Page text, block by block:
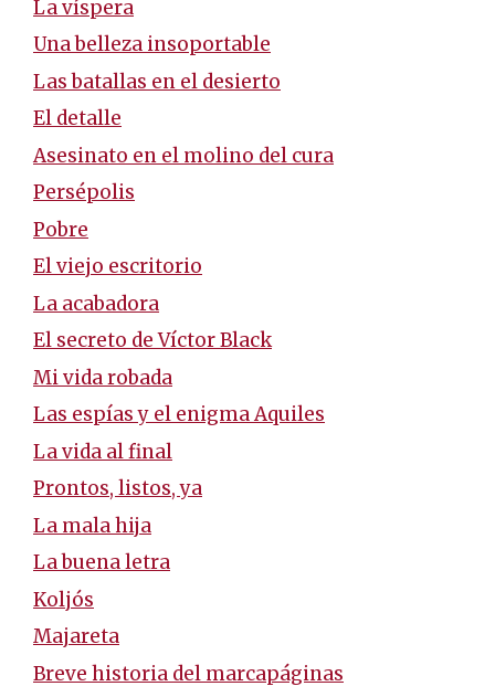
La víspera
Una belleza insoportable
Las batallas en el desierto
El detalle
Asesinato en el molino del cura
Persépolis
Pobre
El viejo escritorio
La acabadora
El secreto de Víctor Black
Mi vida robada
Las espías y el enigma Aquiles
La vida al final
Prontos, listos, ya
La mala hija
La buena letra
Koljós
Majareta
Breve historia del marcapáginas